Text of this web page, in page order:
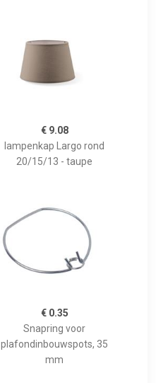
€ 9.08
lampenkap Largo rond
20/15/13 - taupe
€ 0.35
Snapring voor
plafondinbouwspots, 35
mm